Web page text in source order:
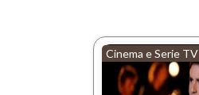
Cinema e Serie TV